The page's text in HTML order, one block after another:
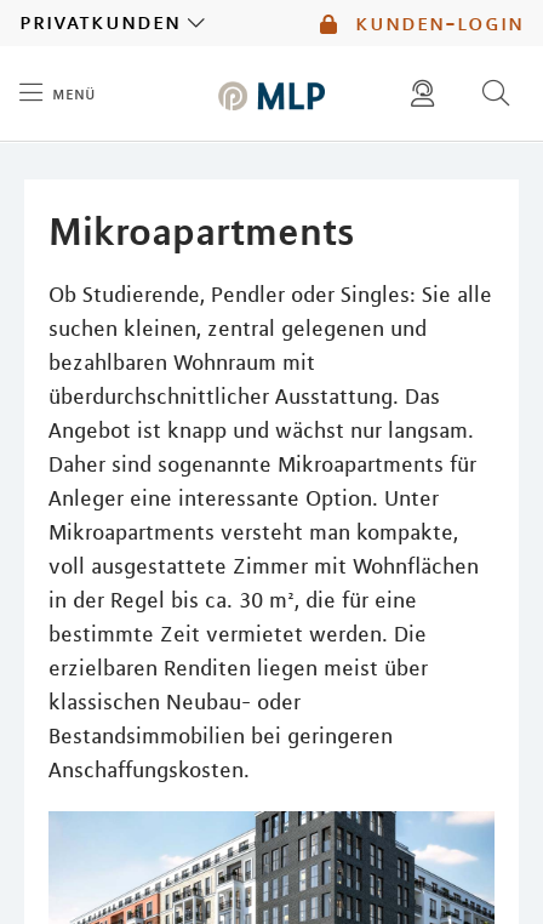
kunden-login
privatkunden
menü
Mikroapartments
Ob Studierende, Pendler oder Singles: Sie alle
suchen kleinen, zentral gelegenen und
bezahlbaren Wohnraum mit
überdurchschnittlicher Ausstattung. Das
Angebot ist knapp und wächst nur langsam.
Daher sind sogenannte Mikroapartments für
Anleger eine interessante Option. Unter
Mikroapartments versteht man kompakte,
voll ausgestattete Zimmer mit Wohnflächen
in der Regel bis ca. 30 m², die für eine
bestimmte Zeit vermietet werden. Die
erzielbaren Renditen liegen meist über
klassischen Neubau- oder
Bestandsimmobilien bei geringeren
Anschaffungskosten.